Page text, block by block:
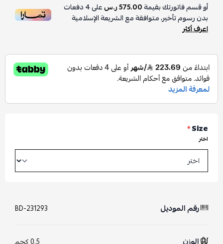
أو قسم فاتورتك بقيمة575.00 ر.س على4دفعات
بدون رسوم تأخير، متوافقة مع الشريعة الإسلامية
اعرف أكثر
Size
*
اختر
رقم الموديل BD-231293